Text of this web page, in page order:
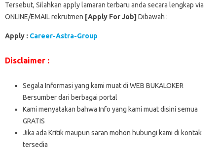
Tersebut, Silahkan apply lamaran terbaru anda secara lengkap via
ONLINE/EMAIL rekrutmen [Apply For Job] Dibawah :
Apply : Career-Astra-Group
Disclaimer :
Segala Informasi yang kami muat di WEB BUKALOKER
Bersumber dari berbagai portal
Kami menyatakan bahwa Info yang kami muat disini semua
GRATIS
Jika ada Kritik maupun saran mohon hubungi kami di kontak
tersedia